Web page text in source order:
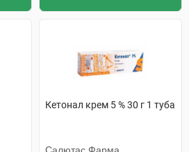
Кетонал крем 5 % 30 г 1 туба